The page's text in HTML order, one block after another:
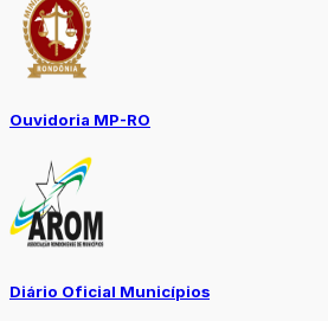
Ouvidoria MP-RO
Diário Oficial Municípios